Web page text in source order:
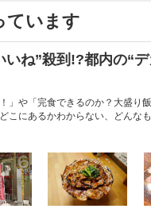
ています
いね”殺到!?都内の“
」や「完食できるのか？大盛り
こにあるかわからない、どんな